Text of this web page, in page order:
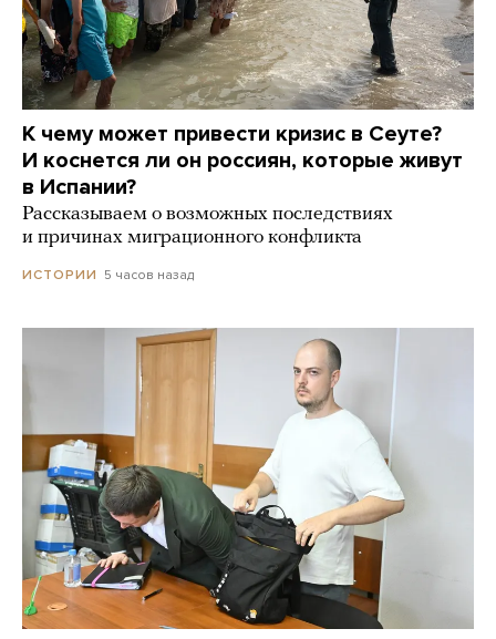
К чему может привести кризис в Сеуте?
И коснется ли он россиян, которые живут
в Испании?
Рассказываем о возможных последствиях
и причинах миграционного конфликта
ИСТОРИИ 5 часов назад